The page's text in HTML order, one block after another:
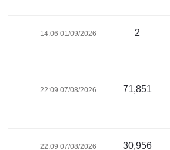
2
01/09/2026 14:06
71,851
07/08/2026 22:09
30,956
07/08/2026 22:09